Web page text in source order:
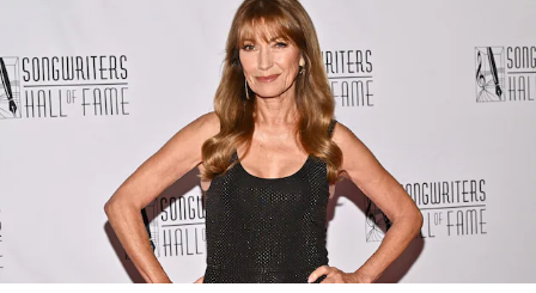
search
Suchbegriff
eingeben
© Krone Multimedia GmbH & Co KG 2026
Muthgasse 2, 1190 Wien